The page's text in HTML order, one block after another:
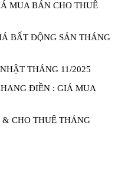
MUA BÁN CHO THUÊ
BẤT ĐỘNG SẢN THÁNG
THÁNG 11/2025
ĐIỀN : GIÁ MUA
CHO THUÊ THÁNG